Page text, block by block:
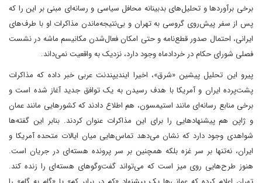
برخی برآوردها و تحلیل‌های بدبینانه محافل سیاسی و رسانه‌ای مبنی بر این را که
پس از سفر پیش‌روی گروسی به تهران و بی‌نتیجه‌ماندن مذاکرات او با طرف‌های
ایرانی، احتمال صدور قطع‌نامه و حتی امکان فعال‌شدن مکانیسم ماشه در نشست
فصلی شورای حکام در خردادماه وجود دارد، نزدیک به واقعیت نمی‌داند.
پیرو این تحلیل پیشین «شرق»، اخیرا ایندیپندنت عربی خبر داده که مذاکرات
پشت‌پرده ایران و آمریکا با هدف رسیدن به یک توافق جدید آغاز شده است و
برخی منابع رسانه‌ای مانند استیمسون، هم اطلاع دادند که کشورهایی مانند عمان
و ژاپن هم پیشنهادهایی را برای این مذاکرات عنوان کردند. بنابر این گفته‌ها
شواهدی وجود دارد که نشان می‌دهد تماس‌هایی میان ایالات متحده آمریکا و
ایران، نه‌تنها بر سر غزه بلکه همچنین بر سر پرونده هسته‌ای در جریان است.
هنوز طرح‌هایی روی میز است که می‌تواند گفت‌وگوهای هسته‌ای را زنده کند.